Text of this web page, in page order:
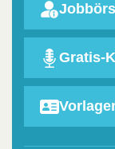
Gratis-